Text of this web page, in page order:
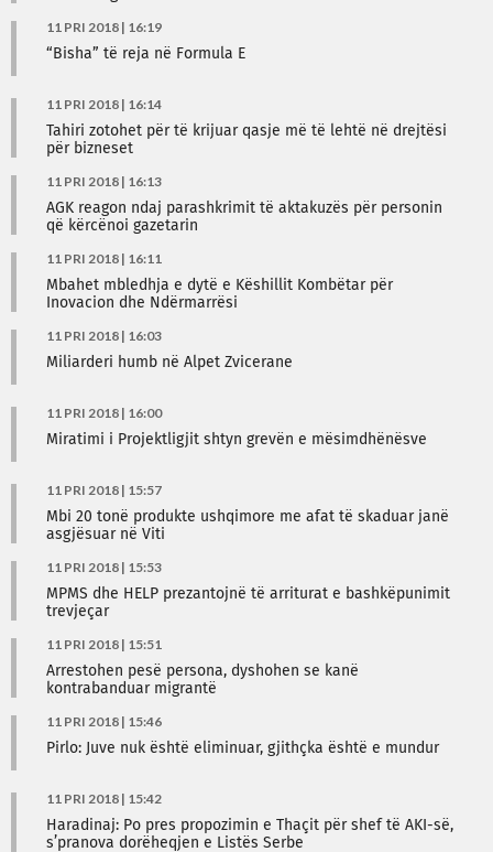
11 PRI 2018 | 16:19
“Bisha” të reja në Formula E
11 PRI 2018 | 16:14
Tahiri zotohet për të krijuar qasje më të lehtë në drejtësi
për bizneset
11 PRI 2018 | 16:13
AGK reagon ndaj parashkrimit të aktakuzës për personin
që kërcënoi gazetarin
11 PRI 2018 | 16:11
Mbahet mbledhja e dytë e Këshillit Kombëtar për
Inovacion dhe Ndërmarrësi
11 PRI 2018 | 16:03
Miliarderi humb në Alpet Zvicerane
11 PRI 2018 | 16:00
Miratimi i Projektligjit shtyn grevën e mësimdhënësve
11 PRI 2018 | 15:57
Mbi 20 tonë produkte ushqimore me afat të skaduar janë
asgjësuar në Viti
11 PRI 2018 | 15:53
MPMS dhe HELP prezantojnë të arriturat e bashkëpunimit
trevjeçar
11 PRI 2018 | 15:51
Arrestohen pesë persona, dyshohen se kanë
kontrabanduar migrantë
11 PRI 2018 | 15:46
Pirlo: Juve nuk është eliminuar, gjithçka është e mundur
11 PRI 2018 | 15:42
Haradinaj: Po pres propozimin e Thaçit për shef të AKI-së,
s’pranova dorëheqjen e Listës Serbe